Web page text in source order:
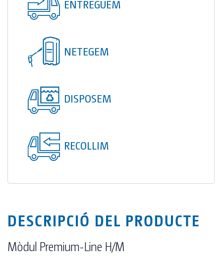
TOI® COLUMNA
TOI® HEATER
TOI® SHOWER
TOI® SHOWER EMERGE
ENTREGUEM
NETEGEM
DISPOSEM
RECOLLIM
DESCRIPCIÓ DEL PRODUCTE
Mòdul Premium-Line H/M